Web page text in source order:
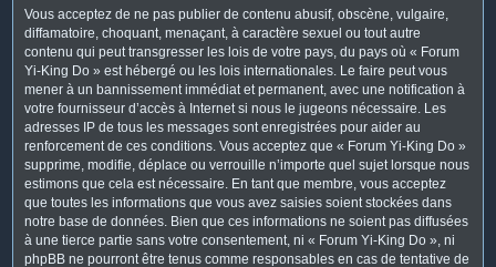
Vous acceptez de ne pas publier de contenu abusif, obscène, vulgaire,
diffamatoire, choquant, menaçant, à caractère sexuel ou tout autre
contenu qui peut transgresser les lois de votre pays, du pays où « Forum
Yi-King Do » est hébergé ou les lois internationales. Le faire peut vous
mener à un bannissement immédiat et permanent, avec une notification à
votre fournisseur d’accès à Internet si nous le jugeons nécessaire. Les
adresses IP de tous les messages sont enregistrées pour aider au
renforcement de ces conditions. Vous acceptez que « Forum Yi-King Do »
supprime, modifie, déplace ou verrouille n’importe quel sujet lorsque nous
estimons que cela est nécessaire. En tant que membre, vous acceptez
que toutes les informations que vous avez saisies soient stockées dans
notre base de données. Bien que ces informations ne soient pas diffusées
à une tierce partie sans votre consentement, ni « Forum Yi-King Do », ni
phpBB ne pourront être tenus comme responsables en cas de tentative de